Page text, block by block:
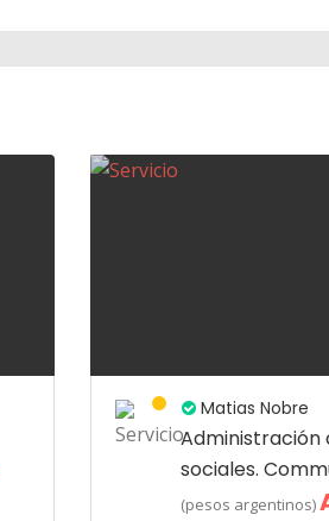
Matias Nobre
Administración
sociales.
manager.
(pesos argentinos)